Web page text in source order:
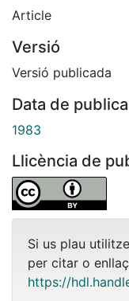
Article
Versió
Versió publicada
Data de
1983
Llicència de
Si us plau
per citar o
https://